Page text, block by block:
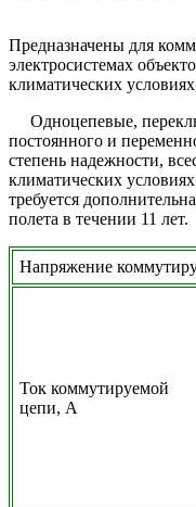
Предназначены для
электросистемах
климатических
Одноцепевые,
постоянного и
степень надежности,
климатических
требуется
полета в течении 11 лет.
Напряжение
Ток коммутируемой
цепи, А